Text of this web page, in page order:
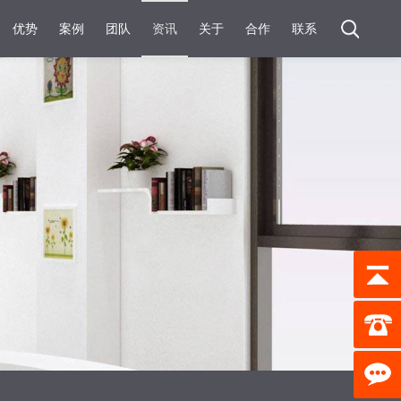
优势 案例 团队 资讯 关于 合作 联系